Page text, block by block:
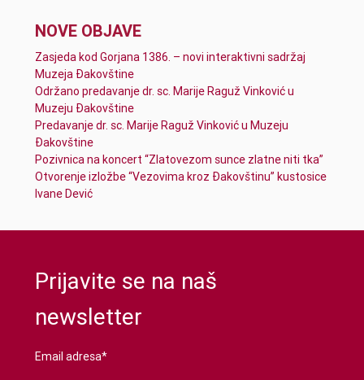
NOVE OBJAVE
Zasjeda kod Gorjana 1386. – novi interaktivni sadržaj
Muzeja Đakovštine
Održano predavanje dr. sc. Marije Raguž Vinković u
Muzeju Đakovštine
Predavanje dr. sc. Marije Raguž Vinković u Muzeju
Đakovštine
Pozivnica na koncert “Zlatovezom sunce zlatne niti tka”
Otvorenje izložbe “Vezovima kroz Đakovštinu” kustosice
Ivane Dević
Prijavite se na naš
newsletter
Email adresa*